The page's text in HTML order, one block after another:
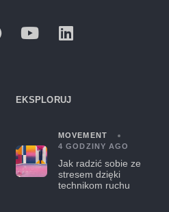
EKSPLORUJ
MOVEMENT
4 GODZINY AGO
Jak radzić sobie ze
stresem dzięki
technikom ruchu